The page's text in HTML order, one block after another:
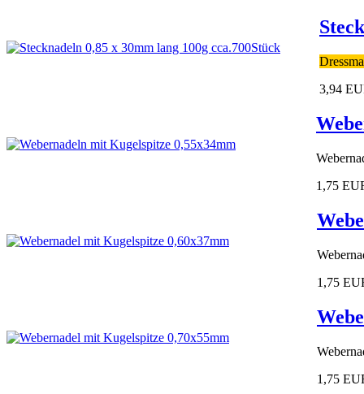
3,94
1,75
1,75
1,75